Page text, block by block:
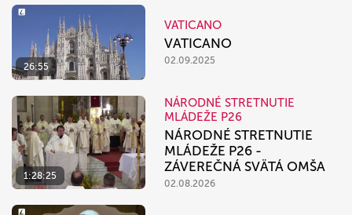
26:55
VATICANO
VATICANO
02.09.2025
1:28:25
NÁRODNÉ STRETNUTIE
MLÁDEŽE P26
NÁRODNÉ STRETNUTIE
MLÁDEŽE P26 -
ZÁVEREČNÁ SVÄTÁ OMŠA
02.08.2026